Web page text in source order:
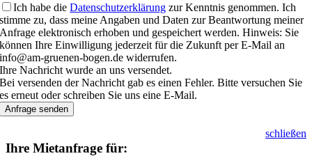
Ich habe dieDatenschutzerklärung zur Kenntnis genommen. Ich
stimme zu, dass meine Angaben und Daten zur Beantwortung meiner
Anfrage elektronisch erhoben und gespeichert werden. Hinweis: Sie
können Ihre Einwilligung jederzeit für die Zukunft per E-Mail an
info@am-gruenen-bogen.de widerrufen.
Ihre Nachricht wurde an uns versendet.
Bei versenden der Nachricht gab es einen Fehler. Bitte versuchen Sie
es erneut oder schreiben Sie uns eine E-Mail.
Anfrage senden
schließen
Ihre Mietanfrage für: